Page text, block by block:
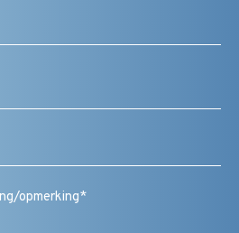
(Vereist)
Bericht
/